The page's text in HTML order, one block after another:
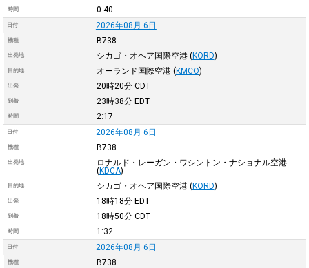
時間 0:40
日付 2026年08月 6日
機種 B738
出発地 シカゴ・オヘア国際空港 (KORD)
目的地 オーランド国際空港 (KMCO)
出発 20時20分 CDT
到着 23時38分 EDT
時間 2:17
日付 2026年08月 6日
機種 B738
出発地
ロナルド・レーガン・ワシントン・ナショナル空港
(KDCA)
目的地 シカゴ・オヘア国際空港 (KORD)
出発 18時18分 EDT
到着 18時50分 CDT
時間 1:32
日付 2026年08月 6日
機種 B738